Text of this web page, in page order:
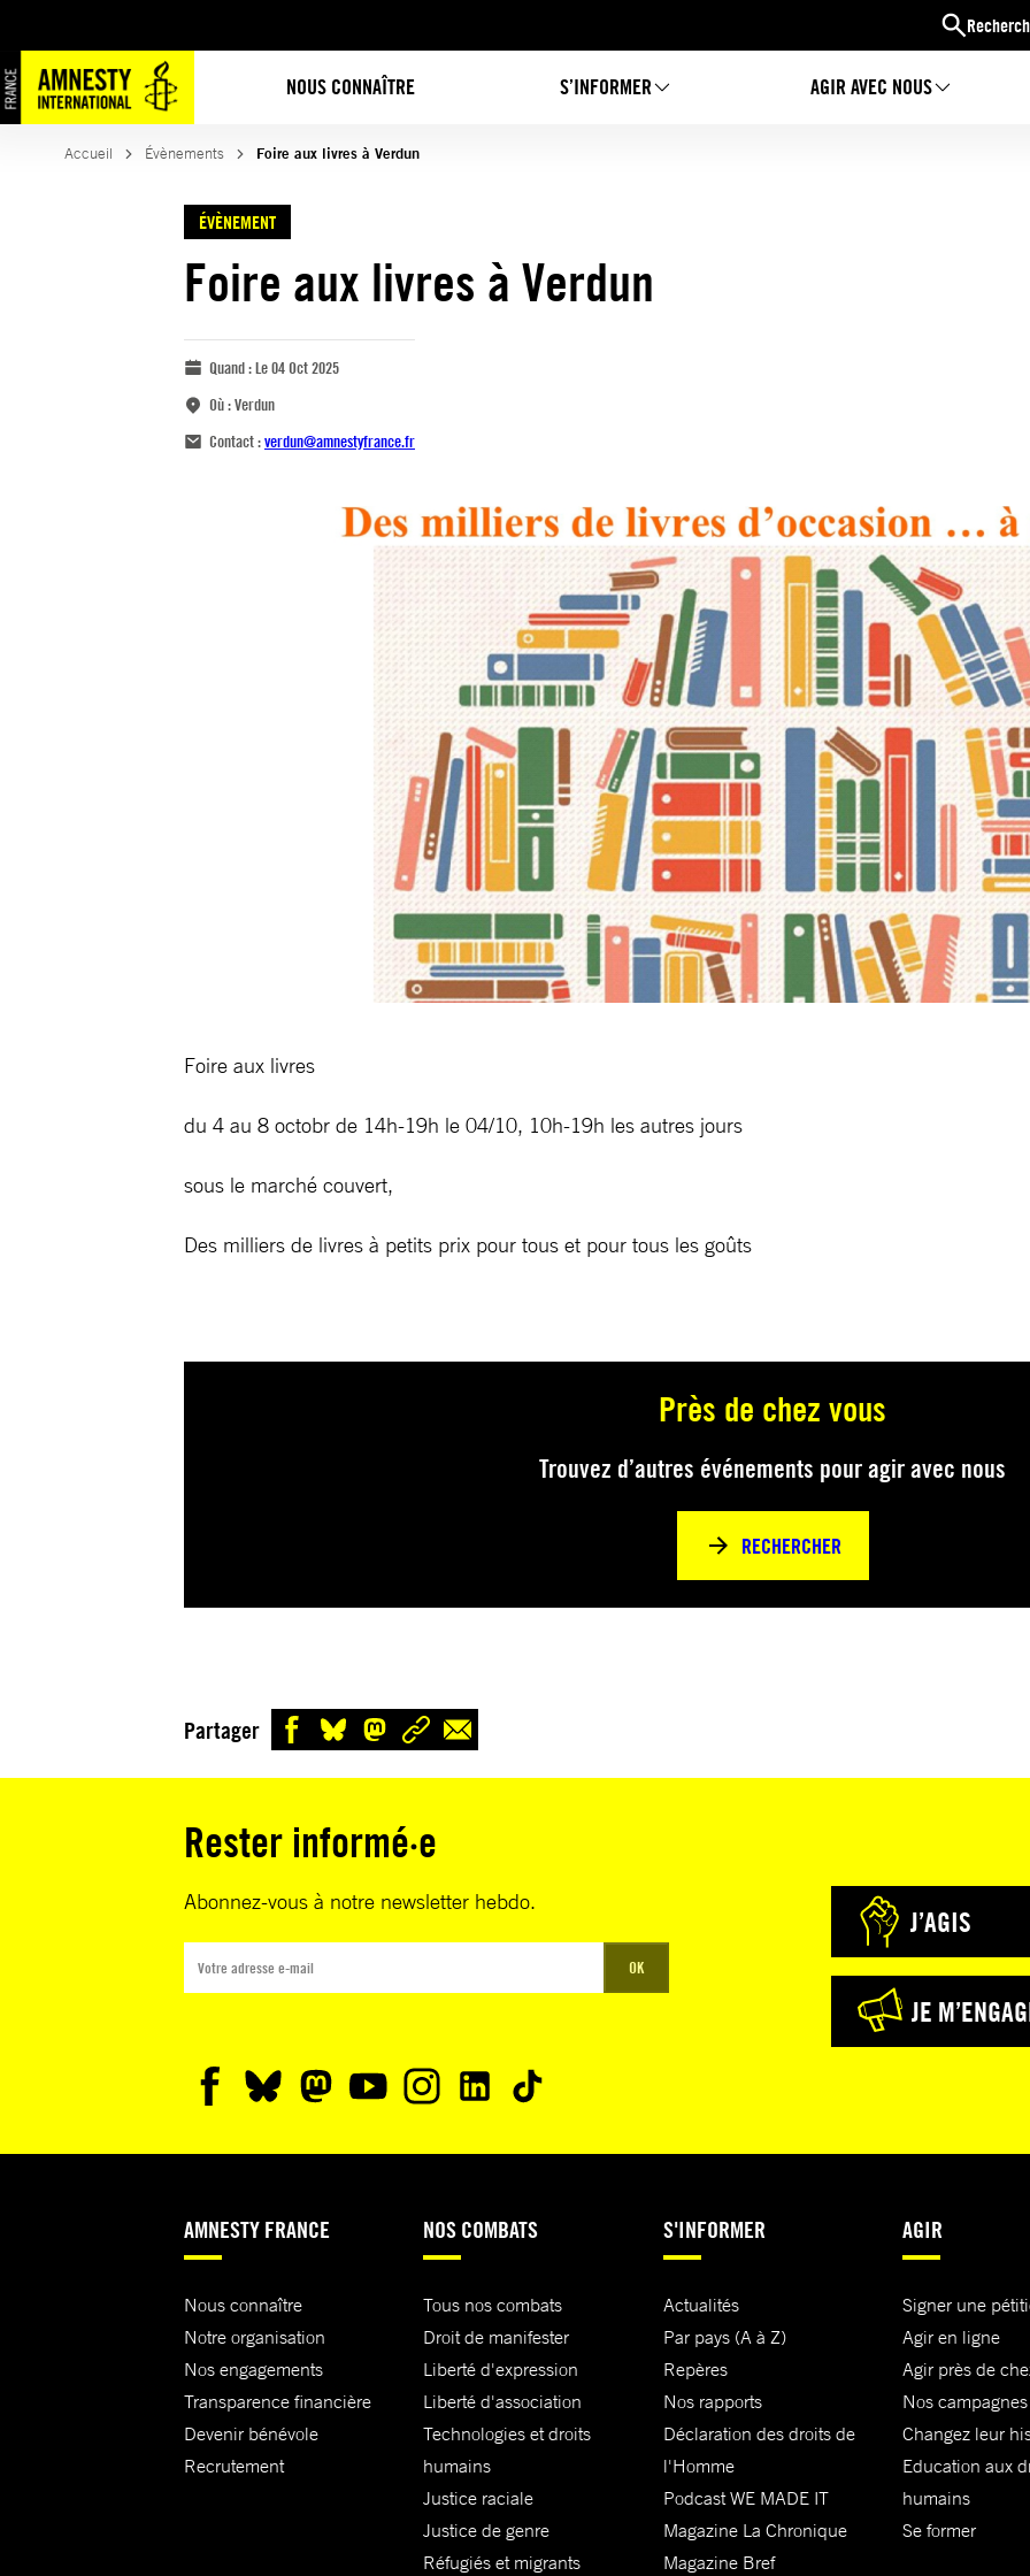
NOUS CONNAÎTRE S’INFORMER AGIR AVEC NOUS
Accueil Évènements Foire aux livres à Verdun
ÉVÈNEMENT
Foire aux livres à Verdun
Quand :Le 04 Oct 2025
Où :Verdun
Contact :verdun@amnestyfrance.fr
Foire aux livres
du 4 au 8 octobr de 14h-19h le 04/10, 10h-19h les autres jours
sous le marché couvert,
Des milliers de livres à petits prix pour tous et pour tous les goûts
Près de chez vous
Trouvez d’autres événements pour agir avec nous
RECHERCHER
Partager
Rester informé·e
Abonnez-vous à notre newsletter hebdo.
OK
J’AGIS
JE
AMNESTY FRANCE
Nous connaître
Notre organisation
Nos engagements
Transparence financière
Devenir bénévole
Recrutement
NOS COMBATS
Tous nos combats
Droit de manifester
Liberté d'expression
Liberté d'association
Technologies et droits
humains
Justice raciale
Justice de genre
Réfugiés et migrants
S'INFORMER
Actualités
Par pays (A à Z)
Repères
Nos rapports
Déclaration des droits de
l'Homme
Podcast WE MADE IT
Magazine La Chronique
Magazine Bref
AGIR
Signer une
Agir en ligne
Agir près de
Nos campagnes
Changez leur
Education aux
humains
Se former